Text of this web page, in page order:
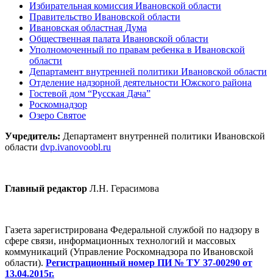
Избирательная комиссия Ивановской области
Правительство Ивановской области
Ивановская областная Дума
Общественная палата Ивановской области
Уполномоченный по правам ребенка в Ивановской
области
Департамент внутренней политики Ивановской области
Отделение надзорной деятельности Южского района
Гостевой дом “Русская Дача”
Роскомнадзор
Озеро Святое
Учредитель: Департамент внутренней политики Ивановской
области dvp.ivanovoobl.ru
Главный редактор Л.Н. Герасимова
Газета зарегистрирована Федеральной службой по надзору в
сфере связи, информационных технологий и массовых
коммуникаций (Управление Роскомнадзора по Ивановской
области). Регистрационный номер ПИ № ТУ 37-00290 от
13.04.2015г.